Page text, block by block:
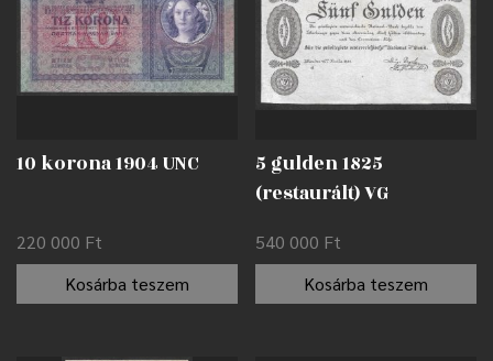
10 korona 1904 UNC
220 000 Ft
Kosárba teszem
5 gulden 1825
(restaurált) VG
540 000 Ft
Kosárba teszem